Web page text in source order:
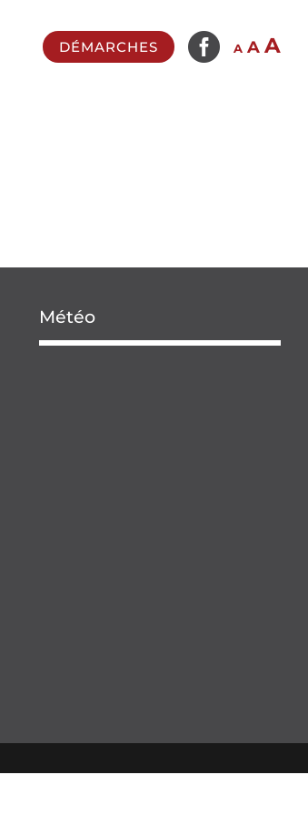
DÉMARCHES  A Decrease
A Reset
A
Météo